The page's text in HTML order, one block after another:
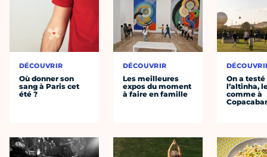
DÉCOUVRIR
Où donner son
sang à Paris cet
été ?
DÉCOUVRIR
Les meilleures
expos du moment
à faire en famille
On a testé
l’altinha,
comme à